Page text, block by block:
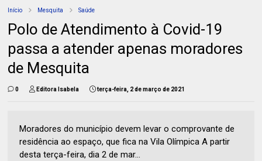
Início Mesquita Saúde
Polo de Atendimento à Covid-19
passa a atender apenas moradores
de Mesquita
0 Editora Isabela terça-feira, 2 de março de 2021
Moradores do município devem levar o comprovante de
residência ao espaço, que fica na Vila Olímpica A partir
desta terça-feira, dia 2 de mar...